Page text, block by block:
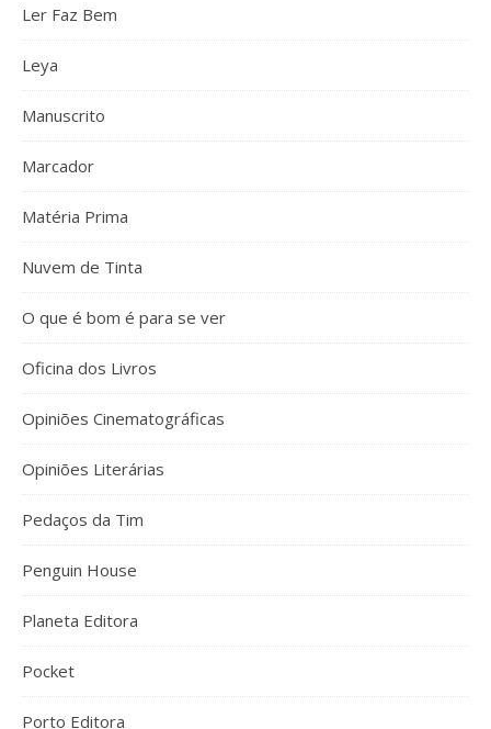
Ler Faz Bem
Leya
Manuscrito
Marcador
Matéria Prima
Nuvem de Tinta
O que é bom é para se ver
Oficina dos Livros
Opiniões Cinematográficas
Opiniões Literárias
Pedaços da Tim
Penguin House
Planeta Editora
Pocket
Porto Editora